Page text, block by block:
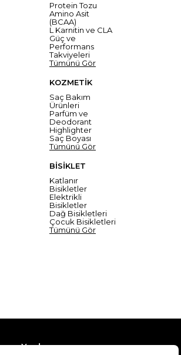
Protein Tozu
Amino Asit
(BCAA)
L Karnitin ve CLA
Güç ve
Performans
Takviyeleri
Tümünü Gör
KOZMETİK
Saç Bakım
Ürünleri
Parfüm ve
Deodorant
Highlighter
Saç Boyası
Tümünü Gör
BİSİKLET
Katlanır
Bisikletler
Elektrikli
Bisikletler
Dağ Bisikletleri
Çocuk Bisikletleri
Tümünü Gör
Yardım